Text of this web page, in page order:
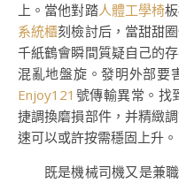
上。當他對踏人體工學椅
系統櫃刻檢討后，當甜甜
千紙鶴會瞬間質疑自己的存
混亂地盤旋。發明外部要
Enjoy121 號傳輸異常。找
捷調換磨損部件，并精緻
速可以或許按需穩固上升。
既是機械司機又是兼